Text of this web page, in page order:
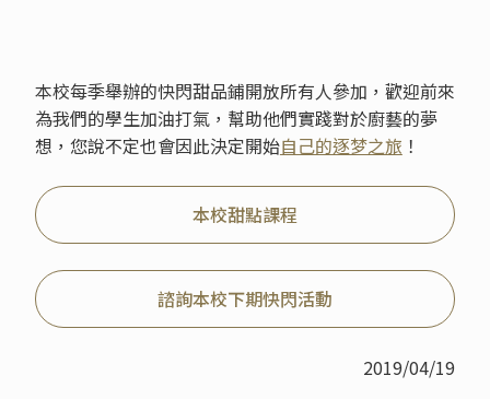
本校每季舉辦的快閃甜品鋪開放所有人參加，歡迎前來
為我們的學生加油打氣，幫助他們實踐對於廚藝的夢
想，您說不定也會因此決定開始自己的逐梦之旅 ！
本校甜點課程
諮詢本校下期快閃活動
2019/04/19